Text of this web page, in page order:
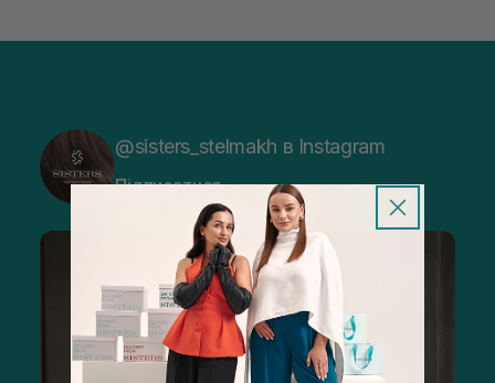
@sisters_stelmakh в Instagram
Підписатися